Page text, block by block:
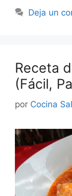
Deja un
Receta
(Fácil,
por Cocina